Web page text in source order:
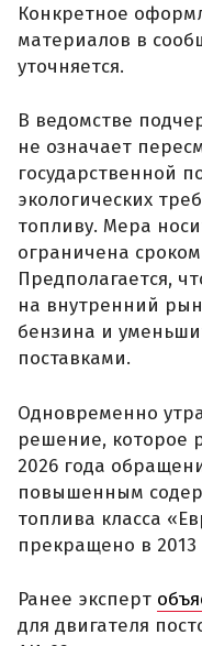
Конкретное
материалов в
уточняется.
В ведомстве
не означает
государственной
экологических
топливу. Мера
ограничена
Предполагается,
на внутренний
бензина и
поставками.
Одновременно
решение, которое
2026 года
повышенным
топлива класса
прекращено в 2013
Ранее эксперт
для двигателя